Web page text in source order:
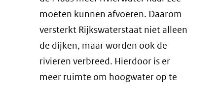
moeten kunnen afvoeren. Daarom
versterkt Rijkswaterstaat niet alleen
de dijken, maar worden ook de
rivieren verbreed. Hierdoor is er
meer ruimte om hoogwater op te